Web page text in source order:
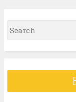
S
e
r